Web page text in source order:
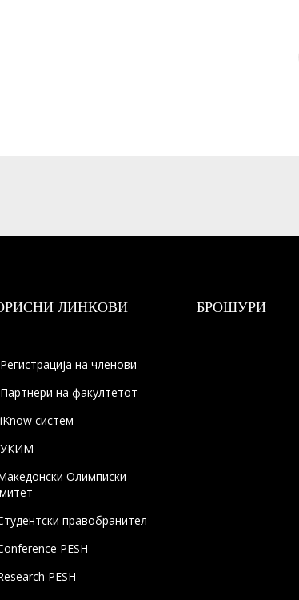
ЛИНКОВИ
Регистрација на членови
Партнери на факултетот
iKnow систем
УКИМ
Олимписки
правобранител
PESH
PESH
БРОШУРИ